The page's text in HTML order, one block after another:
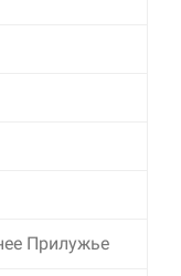
Прилужье